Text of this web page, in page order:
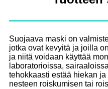
Suojaava maski on
jotka ovat kevyitä ja joilla
ja niitä voidaan käyttää
laboratorioissa,
tehokkaasti estää hiekan
nesteen roiskumisen tai